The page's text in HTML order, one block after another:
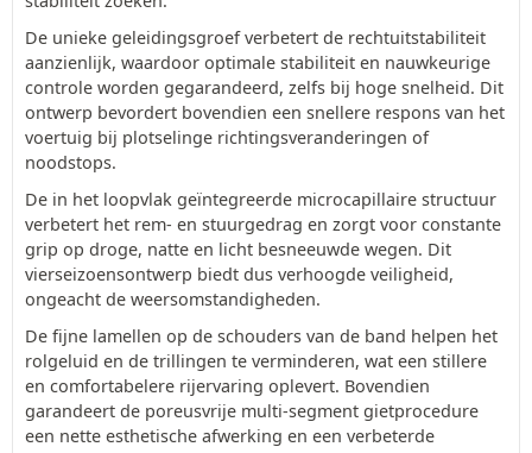
De unieke geleidingsgroef verbetert de rechtuitstabiliteit
aanzienlijk, waardoor optimale stabiliteit en nauwkeurige
controle worden gegarandeerd, zelfs bij hoge snelheid. Dit
ontwerp bevordert bovendien een snellere respons van het
voertuig bij plotselinge richtingsveranderingen of
noodstops.
De in het loopvlak geïntegreerde microcapillaire structuur
verbetert het rem- en stuurgedrag en zorgt voor constante
grip op droge, natte en licht besneeuwde wegen. Dit
vierseizoensontwerp biedt dus verhoogde veiligheid,
ongeacht de weersomstandigheden.
De fijne lamellen op de schouders van de band helpen het
rolgeluid en de trillingen te verminderen, wat een stillere
en comfortabelere rijervaring oplevert. Bovendien
garandeert de poreusvrije multi-segment gietprocedure
een nette esthetische afwerking en een verbeterde